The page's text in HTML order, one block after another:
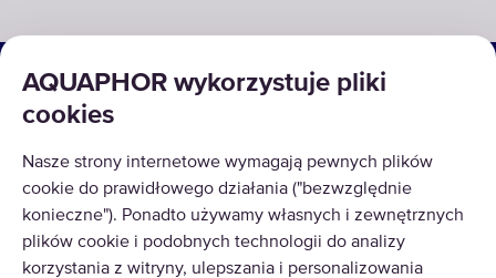
AQUAPHOR wykorzystuje pliki
cookies
Nasze strony internetowe wymagają pewnych plików
cookie do prawidłowego działania ("bezwzględnie
konieczne"). Ponadto używamy własnych i zewnętrznych
plików cookie i podobnych technologii do analizy
korzystania z witryny, ulepszania i personalizowania
PRODUKTY
O NAS